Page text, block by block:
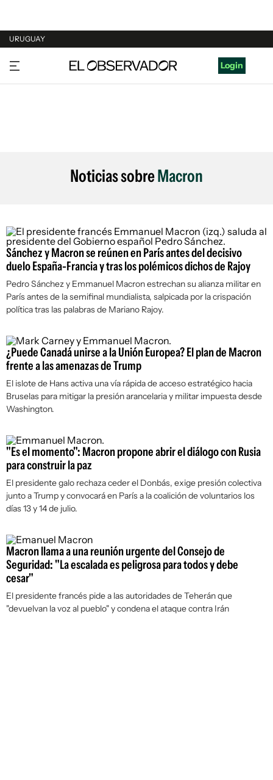
URUGUAY
URUGUAY
ARGENTINA
Login
Noticias sobreMacron
Sánchez y Macron se reúnen en París antes del decisivo
duelo España-Francia y tras los polémicos dichos de Rajoy
Pedro Sánchez y Emmanuel Macron estrechan su alianza militar en
París antes de la semifinal mundialista, salpicada por la crispación
política tras las palabras de Mariano Rajoy.
¿Puede Canadá unirse a la Unión Europea? El plan de Macron
frente a las amenazas de Trump
El islote de Hans activa una vía rápida de acceso estratégico hacia
Bruselas para mitigar la presión arancelaria y militar impuesta desde
Washington.
"Es el momento": Macron propone abrir el diálogo con Rusia
para construir la paz
El presidente galo rechaza ceder el Donbás, exige presión colectiva
junto a Trump y convocará en París a la coalición de voluntarios los
días 13 y 14 de julio.
Macron llama a una reunión urgente del Consejo de
Seguridad: "La escalada es peligrosa para todos y debe
cesar"
El presidente francés pide a las autoridades de Teherán que
"devuelvan la voz al pueblo" y condena el ataque contra Irán